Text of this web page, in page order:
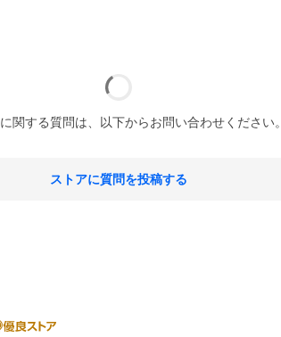
に関する質問は、以下からお問い合わせください。
ストアに質問を投稿する